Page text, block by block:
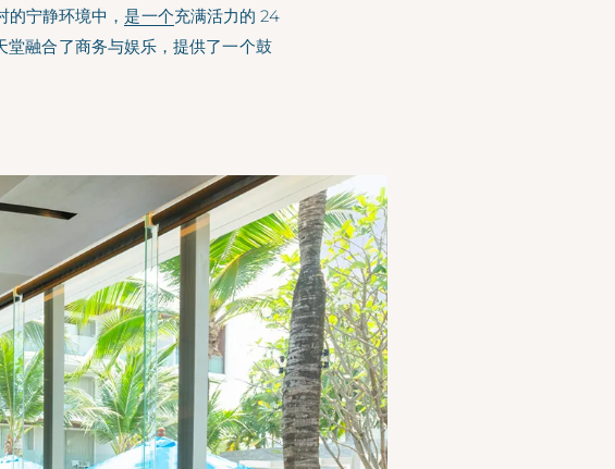
的宁静环境中，是一个充满活力的 24
融合了商务与娱乐，提供了一个鼓